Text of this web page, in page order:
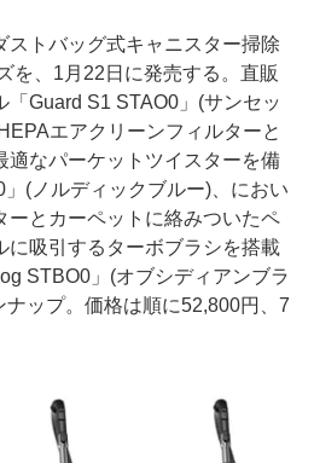
ストバッグ式キャニスター掃除
を、1月22日に発売する。直販
「Guard S1 STAO0」(サンセッ
エアクリーンフィルターと
適なパーケットツイスターを備
(ノルディックブルー)、におい
ーとカーペットに絡みついたペ
に吸引するターボブラシを搭載
STBO0」(オブシディアンブラ
ナップ。価格は順に52,800円、7